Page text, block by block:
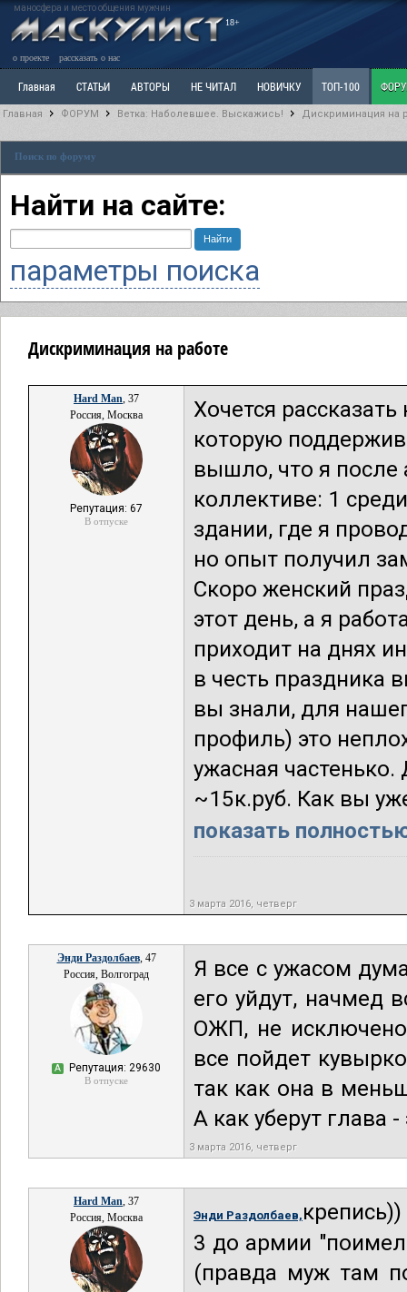
маносфера и место общения мужчин
18+
о проекте рассказать о нас
Главная СТАТЬИ АВТОРЫ НЕ ЧИТАЛ НОВИЧКУ ТОП-100
Ветка: Наболевшее. Выскажись!
РАЗДЕЛ: Разное
Главная ФОРУМ Ветка: Наболевшее. Выскажись! Дискриминация на
Поиск по форуму
Найти на сайте:
параметры поиска
Дискриминация на работе
Hard Man, 37
Россия, Москва
Репутация: 67
В отпуске
Хочется
которую
вышло, что я после
коллективе: 1
здании, где я
но опыт получил
Скоро женский
этот день, а я
приходит на днях
в честь праздника
вы знали, для
профиль) это
ужасная
~15к.руб. Как вы
показать
3 марта 2016, четверг
Энди Раздолбаев, 47
Россия, Волгоград
А Репутация: 29630
В отпуске
Я все с ужасом
его уйдут, начмед
ОЖП, не
все пойдет
так как она в
А как уберут глава -
3 марта 2016, четверг
Hard Man, 37
Россия, Москва
Энди Раздолбаев,
3 до армии
(правда муж там